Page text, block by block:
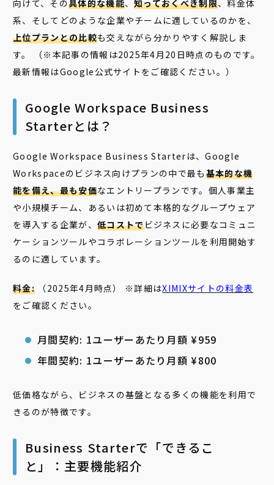
向けて、その具体的な機能、知っておくべき制限、料金体
系、そしてどのような企業やチームに適しているのかを、
上位プランとの比較も交えながら分かりやすく解説しま
す。 （※本記事の情報は2025年4月20日時点のものです。
最新情報はGoogle公式サイトをご確認ください。）
Google Workspace Business
Starterとは？
Google Workspace Business Starterは、Google
Workspaceのビジネス向けプランの中で最も 基本的な機
能を備え、最も安価なエントリープランです。個人事業主
や小規模チーム、あるいは初めて本格的なグループウェア
を導入する企業が、 低コストでビジネスに必要なコミュニ
ケーションツールやコラボレーションツールを利用開始す
るのに適しています。
料金:（2025年4月時点） ※詳細はXIMIXサイトの料金表
をご確認ください。
月間契約: 1ユーザーあたり月額 ¥959
年間契約: 1ユーザーあたり月額 ¥800
低価格ながら、ビジネスの基盤となる多くの機能を利用で
きるのが特徴です。
Business Starterで「できるこ
と」：主要機能紹介